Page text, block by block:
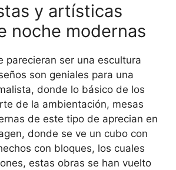
y artísticas
noche modernas
parecieran ser una escultura
son geniales para una
donde lo básico de los
de la ambientación, mesas
de este tipo de aprecian en
donde se ve un cubo con
con bloques, los cuales
estas obras se han vuelto